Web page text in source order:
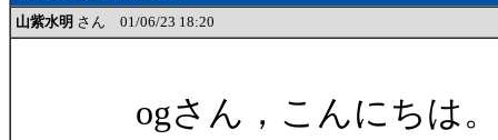
山紫水明 さん 01/06/23 18:20
ogさん，こんにちは。